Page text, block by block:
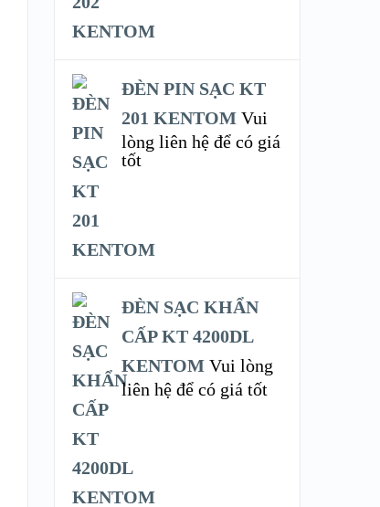
ĐÈN PIN SẠC KT
201 KENTOM Vui
lòng liên hệ để có giá
tốt
ĐÈN SẠC KHẨN
CẤP KT 4200DL
KENTOM Vui lòng
liên hệ để có giá tốt